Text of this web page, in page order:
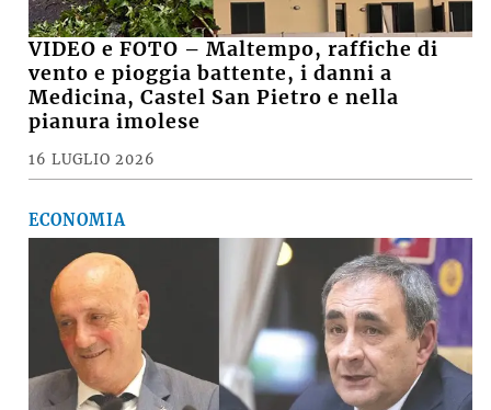
Le notizie più lette
CRONACA, SABATO SERA +